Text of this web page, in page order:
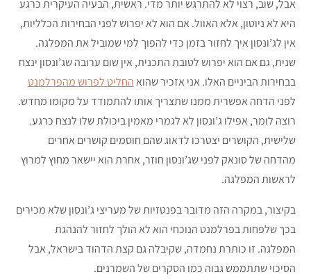
אבל, שוב, רצוי לא להתרגש יותר מדי. ראשית, הבעיה העיקרית כרגע
היא לא ניוטון, אלא האוול. אם הוא לא יפרוש לפני הבחירות הכלליות,
אין לג’ונסון איך לחזור בזמן כדי להפוך למי שמוביל את המפלגה.
שנית, גם אם הוא יפרוש לטובת התכנית, אין שום ערובה שג’ונסון ינצח
בבחירות הביניים האלו. אני אזכיר שהואהחליט לפרוש מהפרלמנט
לפני הדחה אפשרית ממנו שתצריך אותו להתמודד על מקומו מחדש.
רוצה לומר, אפילו ג’ונסון לא לגמרי מאמין ביכולת שלו לנצח כרגע.
שלישית, הקושרים יצטרכו לדאוג שהם חוסמים קושרים אחרים
מהדחה של סונאק לפני שג’ונסון חוזר, אחרת הוא יישאר מחוץ למרוץ
לראשות המפלגה.
בקיצור, במקרה הזה מדובר בפנטזיות של מעריצי ג’ונסון שלא מכירים
בכך שלפחות בפרלמנט הנוכחי הוא לא הולך לחזור להנהגת
המפלגה. זו כותרת נחמדה, שקיבלה גם קצת הדהוד בישראל, אבל
הסיכוי שתתממש גבוה כמו הסקרים של השמרנים.